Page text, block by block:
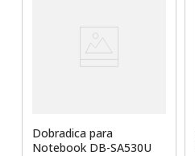
Dobradica para
Notebook DB-SA530U